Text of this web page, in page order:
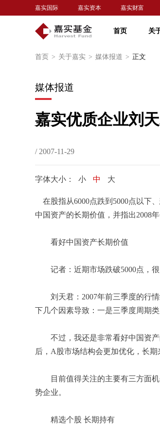
嘉实国际 嘉实资本 嘉实财富
首页 关
首页 > 关于嘉实 > 媒体报道 > 正文
媒体报道
嘉实优质企业刘
/ 2007-11-29
字体大小： 小 中 大
在股指从6000点跌到5000点以下
中国资产的长期价值，并指出2008
看好中国资产长期价值
记者：近期市场跌破5000点，很
刘天君：2007年前三季度的行情
下几个因素导致：一是三季度周期
不过，我还是非常看好中国资产
后，A股市场结构会更加优化，长
目前值得关注的主要有三方面机
势企业。
精选个股 长期持有